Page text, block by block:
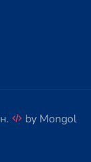
by Mongol